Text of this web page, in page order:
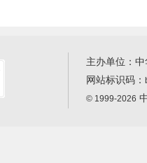
主办单位：
网站标识码：
© 1999-2026